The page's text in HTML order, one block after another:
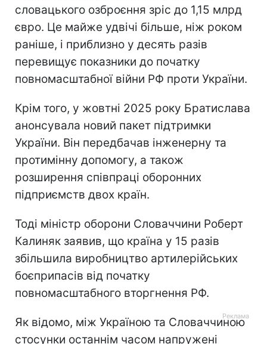
словацького озброєння зріс до 1,15 млрд
євро. Це майже удвічі більше, ніж роком
раніше, і приблизно у десять разів
перевищує показники до початку
повномасштабної війни РФ проти України.
Крім того, у жовтні 2025 року Братислава
анонсувала новий пакет підтримки
України. Він передбачав інженерну та
протимінну допомогу, а також
розширення співпраці оборонних
підприємств двох країн.
Тоді міністр оборони Словаччини Роберт
Калиняк заявив, що країна у 15 разів
збільшила виробництво артилерійських
боєприпасів від початку
повномасштабного вторгнення РФ.
Як відомо, між Україною та Словаччиною
стосунки останнім часом напружені